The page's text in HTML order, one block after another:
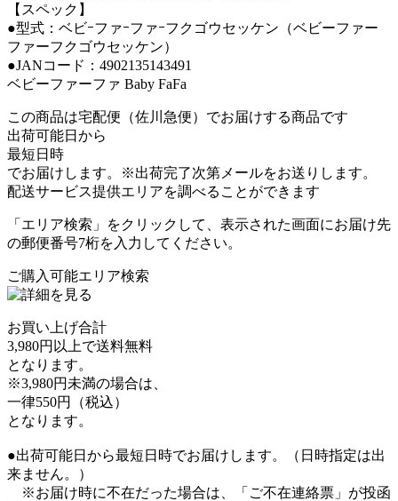
【スペック】
●型式：ベビｰファｰファｰフクゴウセッケン（ベビーファー
ファーフクゴウセッケン）
●JANコード：4902135143491
ベビーファーファ Baby FaFa
この商品は宅配便（佐川急便）でお届けする商品です
出荷可能日から
最短日時
でお届けします。※出荷完了次第メールをお送りします。
配送サービス提供エリアを調べることができます
「エリア検索」をクリックして、表示された画面にお届け先
の郵便番号7桁を入力してください。
ご購入可能エリア検索
お買い上げ合計
3,980円以上で送料無料
となります。
※3,980円未満の場合は、
一律550円（税込）
となります。
●出荷可能日から最短日時でお届けします。（日時指定は出
来ません。）
※お届け時に不在だった場合は、「ご不在連絡票」が投函